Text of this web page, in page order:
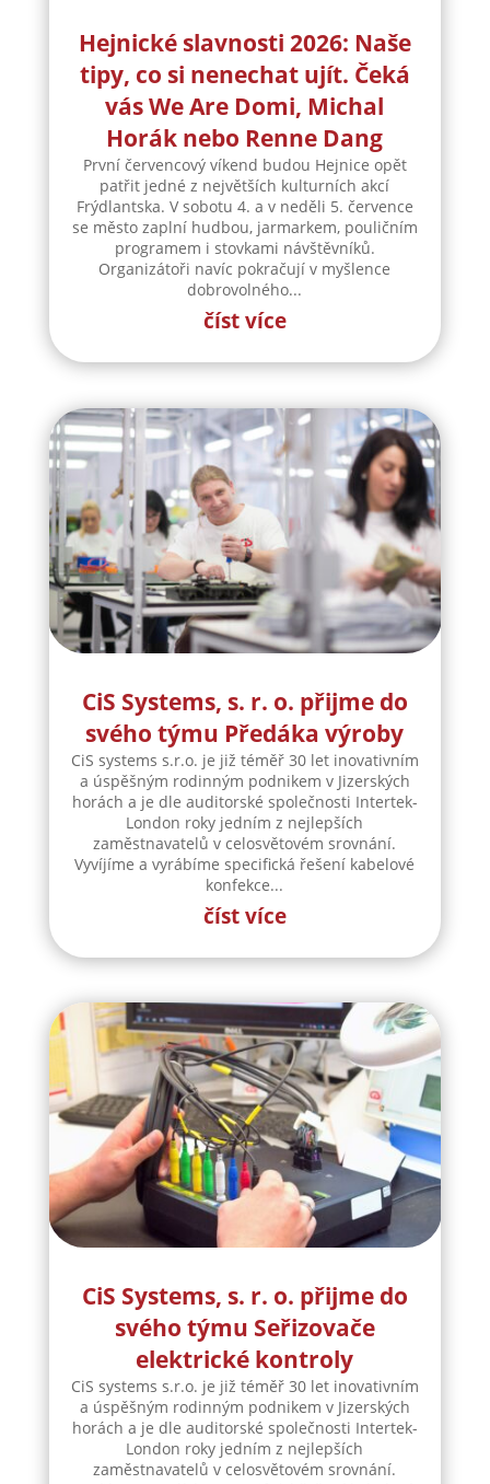
Hejnické slavnosti 2026: Naše
tipy, co si nenechat ujít. Čeká
vás We Are Domi, Michal
Horák nebo Renne Dang
První červencový víkend budou Hejnice opět
patřit jedné z největších kulturních akcí
Frýdlantska. V sobotu 4. a v neděli 5. července
se město zaplní hudbou, jarmarkem, pouličním
programem i stovkami návštěvníků.
Organizátoři navíc pokračují v myšlence
dobrovolného...
číst více
CiS Systems, s. r. o. přijme do
svého týmu Předáka výroby
CiS systems s.r.o. je již téměř 30 let inovativním
a úspěšným rodinným podnikem v Jizerských
horách a je dle auditorské společnosti Intertek-
London roky jedním z nejlepších
zaměstnavatelů v celosvětovém srovnání.
Vyvíjíme a vyrábíme specifická řešení kabelové
konfekce...
číst více
CiS Systems, s. r. o. přijme do
svého týmu Seřizovače
elektrické kontroly
CiS systems s.r.o. je již téměř 30 let inovativním
a úspěšným rodinným podnikem v Jizerských
horách a je dle auditorské společnosti Intertek-
London roky jedním z nejlepších
zaměstnavatelů v celosvětovém srovnání.